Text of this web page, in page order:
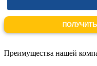
Преимущества нашей